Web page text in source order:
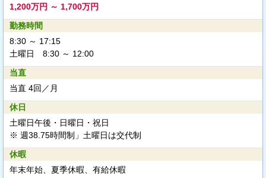
1,200万円 ～ 1,700万円
勤務時間
8:30 ～ 17:15
土曜日 8:30 ～ 12:00
当直
当直 4回／月
休日
土曜日午後・日曜日・祝日
※ 週38.75時間制」土曜日は交代制
休暇
年末年始、夏季休暇、有給休暇